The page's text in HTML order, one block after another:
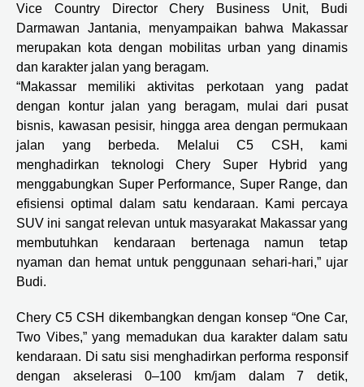
Vice Country Director Chery Business Unit, Budi
Darmawan Jantania, menyampaikan bahwa Makassar
merupakan kota dengan mobilitas urban yang dinamis
dan karakter jalan yang beragam.
“Makassar memiliki aktivitas perkotaan yang padat
dengan kontur jalan yang beragam, mulai dari pusat
bisnis, kawasan pesisir, hingga area dengan permukaan
jalan yang berbeda. Melalui C5 CSH, kami
menghadirkan teknologi Chery Super Hybrid yang
menggabungkan Super Performance, Super Range, dan
efisiensi optimal dalam satu kendaraan. Kami percaya
SUV ini sangat relevan untuk masyarakat Makassar yang
membutuhkan kendaraan bertenaga namun tetap
nyaman dan hemat untuk penggunaan sehari-hari,” ujar
Budi.
Chery C5 CSH dikembangkan dengan konsep “One Car,
Two Vibes,” yang memadukan dua karakter dalam satu
kendaraan. Di satu sisi menghadirkan performa responsif
dengan akselerasi 0–100 km/jam dalam 7 detik,